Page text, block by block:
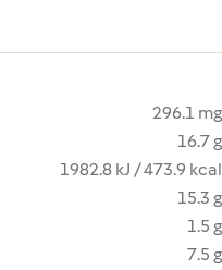
296.1 mg
16.7 g
1982.8 kJ / 473.9 kcal
15.3 g
1.5 g
7.5 g